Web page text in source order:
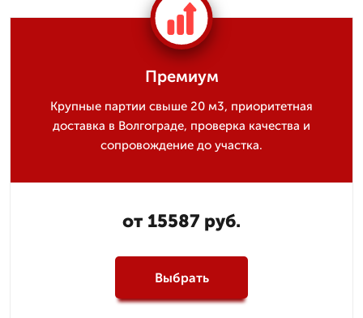
Премиум
Крупные партии свыше 20 м3, приоритетная
доставка в Волгограде, проверка качества и
сопровождение до участка.
от 15587 руб.
Выбрать